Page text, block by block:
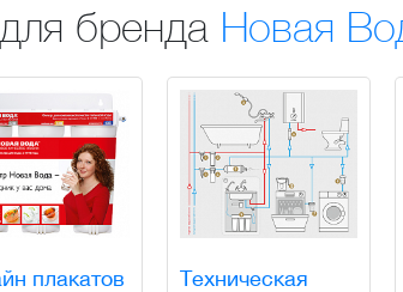
бренда Новая
плакатов
Техническая